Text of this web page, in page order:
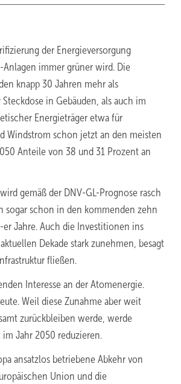
der Energieversorgung
immer grüner wird. Die
knapp 30 Jahren mehr als
in Gebäuden, als auch im
Energieträger etwa für
Windstrom schon jetzt an den meisten
Anteile von 38 und 31 Prozent an
gemäß der DNV-GL-Prognose rasch
sogar schon in den kommenden zehn
Jahre. Auch die Investitionen ins
Dekade stark zunehmen, besagt
fließen.
Interesse an der Atomenergie.
Weil diese Zunahme aber weit
zurückbleiben werde, werde
Jahr 2050 reduzieren.
ansatzlos betriebene Abkehr von
Union und die